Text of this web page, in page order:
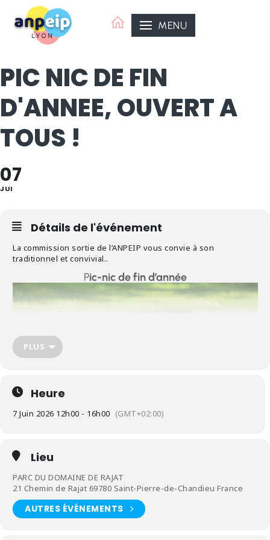
contenu
MENU
PIC NIC DE FIN
D'ANNEE, OUVERT A
TOUS !
07
JUI
Détails de l'événement
La commission sortie de l’ANPEIP vous convie à son
traditionnel et convivial..
Pic-nic de fin d’année
L’occasion de se retrouver tous ensemble afin de clôturer une
année riche en évènements.
Il aura lieu le 07 Juin prochain au
parc du domaine de RAJAT à Saint
Pierre de Chandieu (69780 ).
PLUS
Heure
7 Juin 2026 12h00 - 16h00 (GMT+02:00)
Lieu
PARC DU DOMAINE DE RAJAT
21 Chemin de Rajat 69780 Saint-Pierre-de-Chandieu France
AUTRES ÉVÉNEMENTS